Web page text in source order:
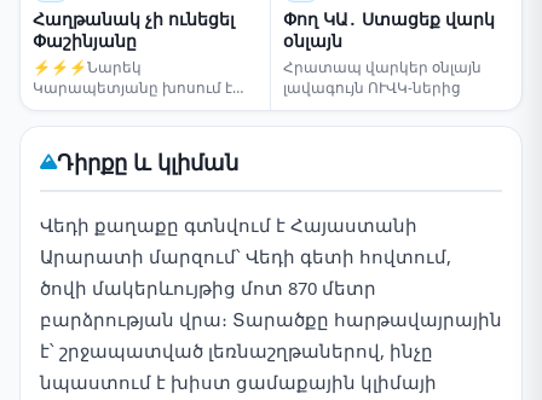
Հաղթանակ չի ունեցել
Փաշինյանը
⚡⚡⚡Նարեկ
Կարապետյանը խոսում է
ընտրությունների մասին
Փող ԿԱ․ Ստացեք վարկ
օնլայն
Հրատապ վարկեր օնլայն
լավագույն ՈՒՎԿ-ներից
Դիրքը և կլիման
Վեդի քաղաքը գտնվում է Հայաստանի
Արարատի մարզում՝ Վեդի գետի հովտում,
ծովի մակերևույթից մոտ 870 մետր
բարձրության վրա։ Տարածքը հարթավայրային
է՝ շրջապատված լեռնաշղթաներով, ինչը
նպաստում է խիստ ցամաքային կլիմայի